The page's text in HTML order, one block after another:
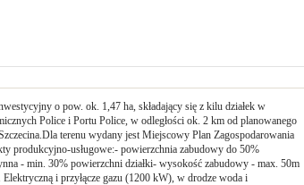
o pow. ok. 1,47 ha, składający się z kilu działek w
Police i Portu Police, w odległości ok. 2 km od planowanego
terenu wydany jest Miejscowy Plan Zagospodarowania
produkcyjno-usługowe:- powierzchnia zabudowy do 50%
- min. 30% powierzchni działki- wysokość zabudowy - max. 50m
i przyłącze gazu (1200 kW), w drodze woda i